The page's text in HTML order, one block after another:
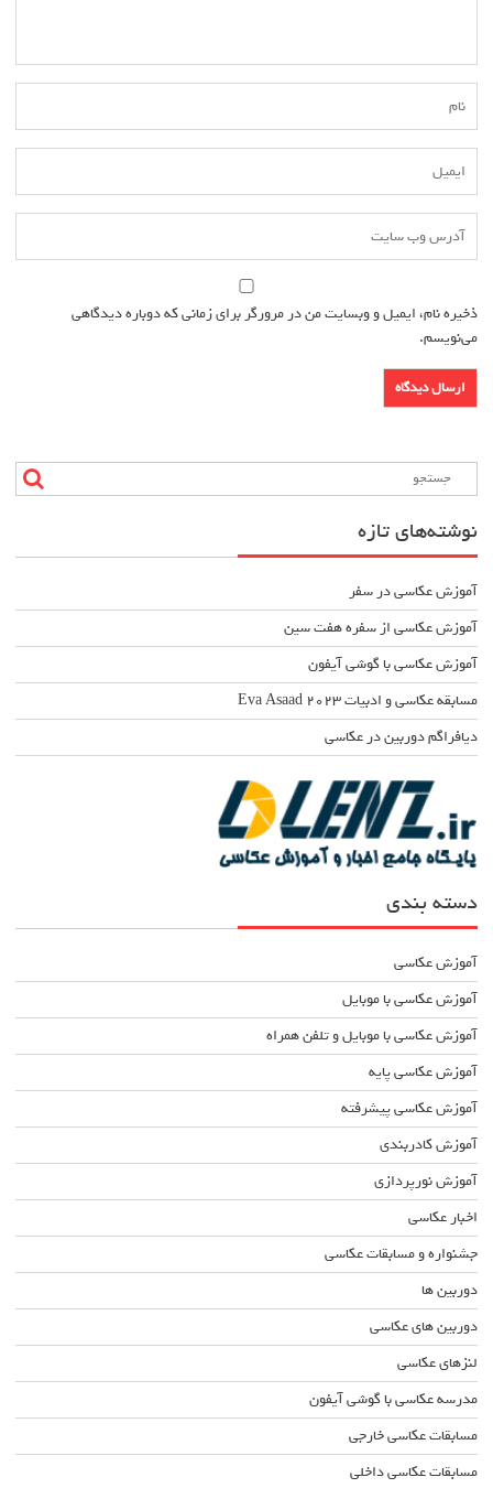
ذخیره نام، ایمیل و وبسایت من در مرورگر برای زمانی که دوباره دیدگاهی
می‌نویسم.
نوشته‌های تازه
آموزش عکاسی در سفر
آموزش عکاسی از سفره هفت سین
آموزش عکاسی با گوشی آیفون
مسابقه عکاسی و ادبیات Eva Asaad ۲۰۲۳
دیافراگم دوربین در عکاسی
دسته بندی
آموزش عکاسی
آموزش عکاسی با موبایل
آموزش عکاسی با موبایل و تلفن همراه
آموزش عکاسی پایه
آموزش عکاسی پیشرفته
آموزش کادربندی
آموزش نورپردازی
اخبار عکاسی
جشنواره و مسابقات عکاسی
دوربین ها
دوربین های عکاسی
لنزهای عکاسی
مدرسه عکاسی با گوشی آیفون
مسابقات عکاسی خارجی
مسابقات عکاسی داخلی